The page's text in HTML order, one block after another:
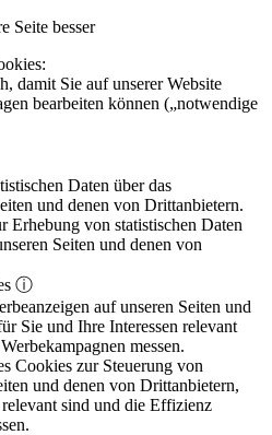
Seite besser
damit Sie auf unserer Website
bearbeiten können („notwendige
Daten über das
und denen von Drittanbietern.
Erhebung von statistischen Daten
Seiten und denen von
ⓘ
auf unseren Seiten und
Sie und Ihre Interessen relevant
messen.
Cookies zur Steuerung von
und denen von Drittanbietern,
sind und die Effizienz